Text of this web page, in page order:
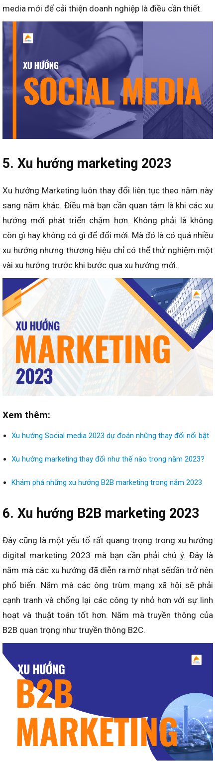
media mới để cải thiện doanh nghiệp là điều cần thiết.
5. Xu hướng marketing 2023
Xu hướng Marketing luôn thay đổi liên tục theo năm này
sang năm khác. Điều mà bạn cần quan tâm là khi các xu
hướng mới phát triển chậm hơn. Không phải là không
còn gì hay không có gì để đổi mới. Mà đó là có quá nhiều
xu hướng nhưng thương hiệu chỉ có thể thử nghiệm một
vài xu hướng trước khi bước qua xu hướng mới.
Xem thêm:
Xu hướng Social media 2023 dự đoán những thay đổi nổi bật
Xu hướng marketing thay đổi như thế nào trong năm 2023?
Khám phá những xu hướng B2B marketing trong năm 2023
6. Xu hướng B2B marketing 2023
Đây cũng là một yếu tố rất quang trọng trong xu hướng
digital marketing 2023 mà bạn cần phải chú ý. Đây là
năm mà các xu hướng đã diễn ra mờ nhạt sẽdần trở nên
phổ biến. Năm mà các ông trùm mạng xã hội sẽ phải
cạnh tranh và chống lại các công ty nhỏ hơn với sự linh
hoạt và thuật toán tốt hơn. Năm mà truyền thông của
B2B quan trọng như truyền thông B2C.